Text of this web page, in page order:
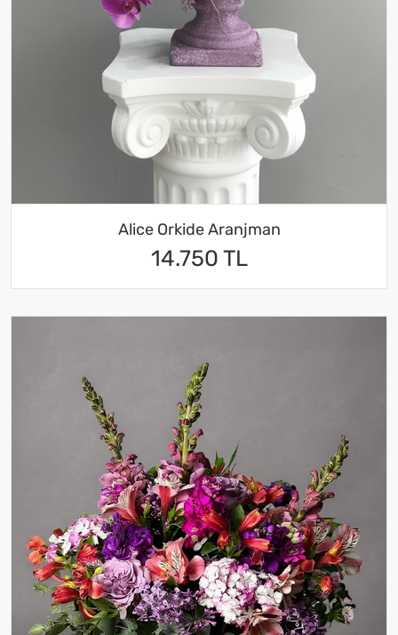
Alice Orkide Aranjman
14.750 TL